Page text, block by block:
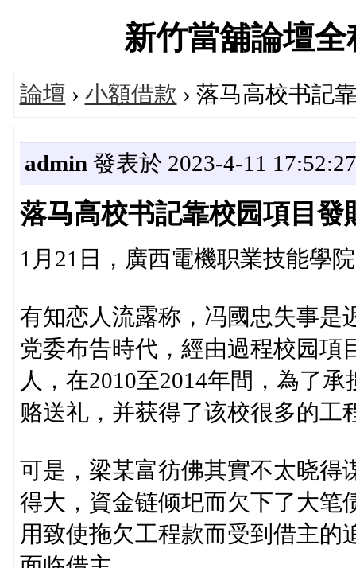
新竹當舖論壇
論壇 › 小額借款 › 落马高校书記
admin 發表於 2023-4-11 17:52:27
落马高校书記靠校园項目
1月21日，廣西電機职業技能學
有知恋人流露称，冯國忠失事是
党委布告時代，經由過程校园項
人，在2010至2014年間，為了
赂送礼，并获得了该校很多的工
可是，梁某富彷佛其實不太晓得
得大，資金链倾圯而欠下了大笔
用致使拖欠工程款而受到借主的